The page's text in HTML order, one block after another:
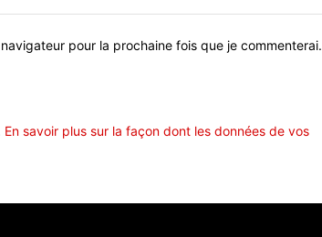
pour la prochaine fois que je commenterai.
En savoir plus sur la façon dont les données de vos